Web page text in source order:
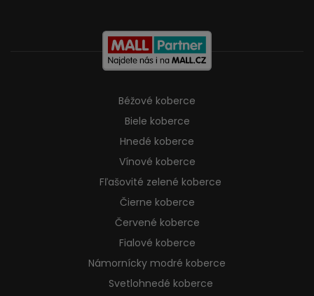
Béžové koberce
Biele koberce
Hnedé koberce
Vínové koberce
Fľašovité zelené koberce
Čierne koberce
Červené koberce
Fialové koberce
Námornícky modré koberce
Svetlohnedé koberce